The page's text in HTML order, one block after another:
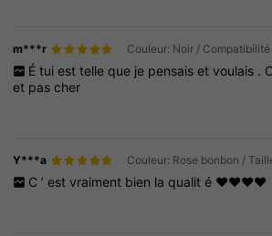
m***r
É tui est telle que je pensais et voulais .
et pascher
Y***a
C ’ est vraiment bien la qualit é ❤️❤️❤️❤️